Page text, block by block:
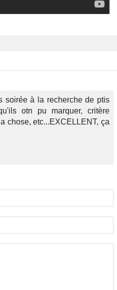
soirée à la recherche de ptis
otn pu marquer, critère
chose, etc...EXCELLENT, ça